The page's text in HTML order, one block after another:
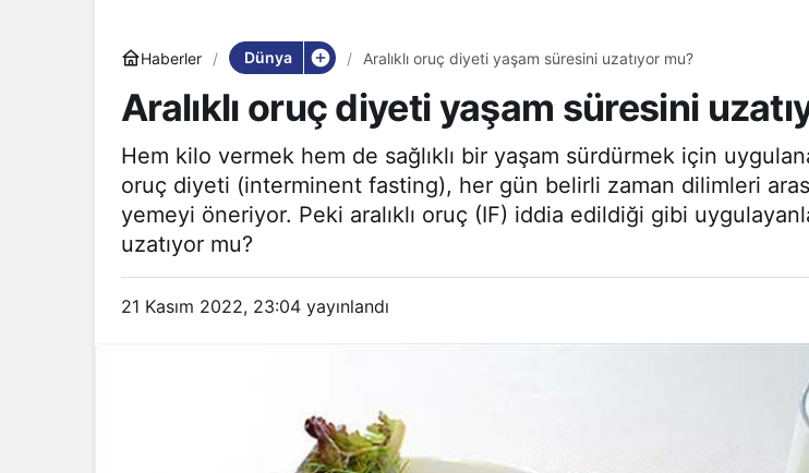
Haberler Dünya Aralıklı oruç diyeti yaşam süresini uzatıyor mu?
Aralıklı oruç diyeti yaşam süresini
Hem kilo vermek hem de sağlıklı bir yaşam sürdürmek için
oruç diyeti (interminent fasting), her gün belirli zaman dilimleri
yemeyi öneriyor. Peki aralıklı oruç (IF) iddia edildiği gibi
uzatıyor mu?
21 Kasım 2022, 23:04 yayınlandı